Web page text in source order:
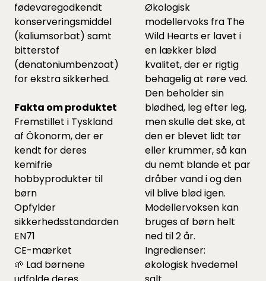
fødevaregodkendt
konserveringsmiddel
(kaliumsorbat) samt
bitterstof
(denatoniumbenzoat)
for ekstra sikkerhed.
Fakta om produktet
Fremstillet i Tyskland
af Ökonorm, der er
kendt for deres
kemifrie
hobbyprodukter til
børn
Opfylder
sikkerhedsstandarden
EN71
CE-mærket
🌱 Lad børnene
Økologisk
modellervoks fra The
Wild Hearts er lavet i
en lækker blød
kvalitet, der er rigtig
behagelig at røre ved.
Den beholder sin
blødhed, leg efter leg,
men skulle det ske, at
den er blevet lidt tør
eller krummer, så kan
du nemt blande et par
dråber vand i og den
vil blive blød igen.
Modellervoksen kan
bruges af børn helt
ned til 2 år.
Ingredienser:
økologisk hvedemel